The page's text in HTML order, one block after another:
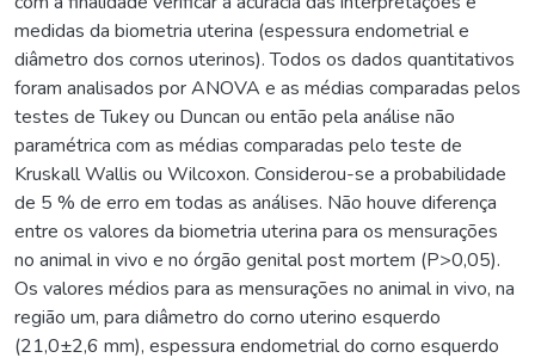
medidas da biometria uterina (espessura endometrial e
diâmetro dos cornos uterinos). Todos os dados quantitativos
foram analisados por ANOVA e as médias comparadas pelos
testes de Tukey ou Duncan ou então pela análise não
paramétrica com as médias comparadas pelo teste de
Kruskall Wallis ou Wilcoxon. Considerou-se a probabilidade
de 5 % de erro em todas as análises. Não houve diferença
entre os valores da biometria uterina para os mensurações
no animal in vivo e no órgão genital post mortem (P>0,05).
Os valores médios para as mensurações no animal in vivo, na
região um, para diâmetro do corno uterino esquerdo
(21,0±2,6 mm), espessura endometrial do corno esquerdo